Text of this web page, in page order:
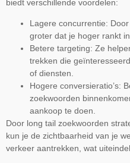
biedt verschillende voordelen:
Lagere concurrentie:
groter dat je hoger rankt
Betere targeting: Ze
trekken die
of diensten.
Hogere conversieratio’s:
zoekwoorden
aankoop te doen.
Door long tail zoekwoorden
kun je de zichtbaarheid van je
verkeer aantrekken, wat